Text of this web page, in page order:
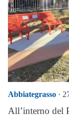
Abbiategrasso ·
All’interno del